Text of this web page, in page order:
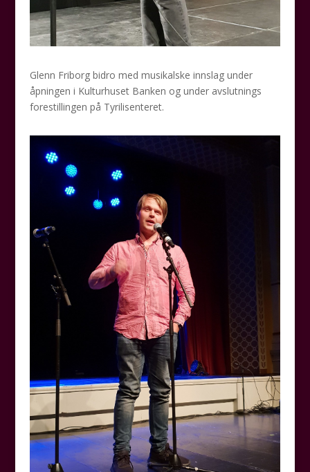
Glenn Friborg bidro med musikalske innslag under
åpningen i Kulturhuset Banken og under avslutnings
forestillingen på Tyrilisenteret.